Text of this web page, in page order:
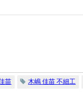
苗 木嶋 佳苗 不細工